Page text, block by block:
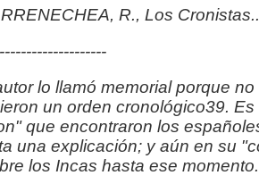
R., Los Cronistas
lo llamó memorial porque
un orden cronológico39. Es
" que encontraron los
una explicación; y aún en su "
los Incas hasta ese momento.